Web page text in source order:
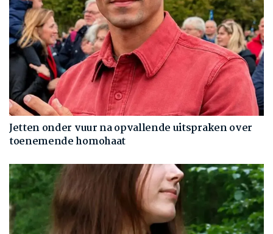
Jetten onder vuur na opvallende uitspraken over
toenemende homohaat